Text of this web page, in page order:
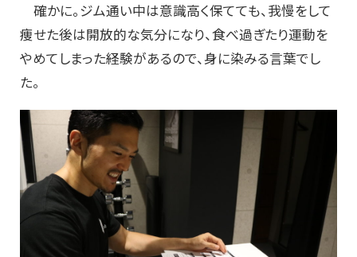
確かに。ジム通い中は意識高く保てても、我慢をして
痩せた後は開放的な気分になり、食べ過ぎたり運動を
やめてしまった経験があるので、身に染みる言葉でし
た。